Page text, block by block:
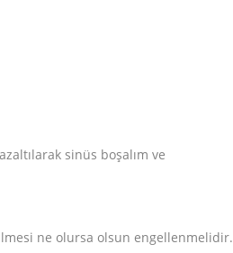
sinüs boşalım ve
ne olursa olsun engellenmelidir.